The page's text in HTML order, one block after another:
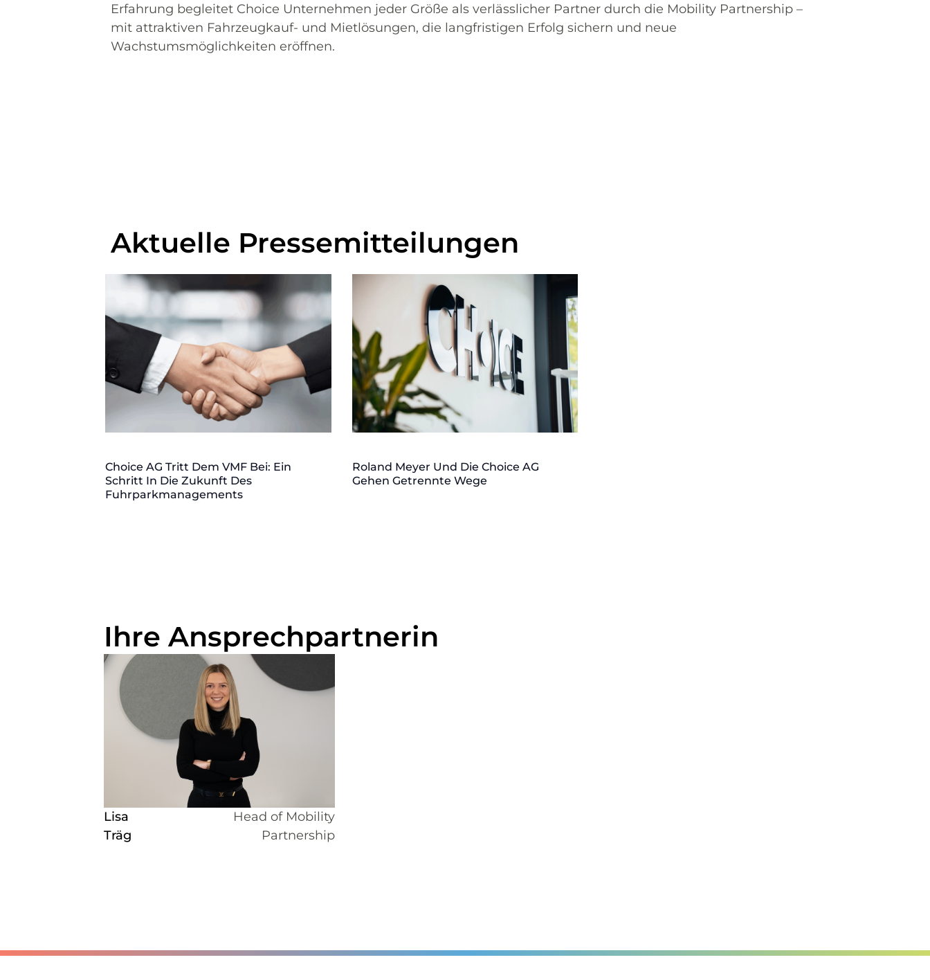
Erfahrung begleitet Choice Unternehmen jeder Größe als verlässlicher Partner durch die Mobility Partnership –
mit attraktiven Fahrzeugkauf- und Mietlösungen, die langfristigen Erfolg sichern und neue
Wachstumsmöglichkeiten eröffnen.
Aktuelle Pressemitteilungen​
Choice AG Tritt Dem VMF Bei: Ein
Schritt In Die Zukunft Des
Fuhrparkmanagements
Roland Meyer Und Die Choice AG
Gehen Getrennte Wege
Ihre Ansprechpartnerin
Lisa
Träg
Head of Mobility
Partnership